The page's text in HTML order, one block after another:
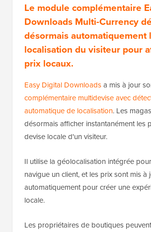
Le module complémentaire
Downloads Multi-Currency
désormais automatiquement
localisation du visiteur pour
prix locaux.
Easy Digital Downloadsa mis à jour
complémentaire multidevise avec
automatique de localisation. Les
désormais afficher instantanément les
devise locale d'un visiteur.
Il utilise la géolocalisation intégrée
navigue un client, et les prix sont mis à
automatiquement pour créer une
locale.
Les propriétaires de boutiques